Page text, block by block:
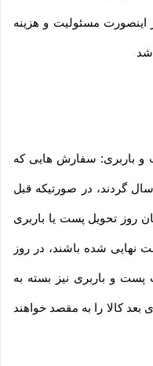
اینصورت مسئولیت و هزینه
باربری: سفارش هایی که
گردند، در صورتیکه قبل
همان روز تحویل پست یا باربری
نهایی شده باشند، در روز
و باربری نیز بسته به
تا ۴۸ ساعت کاری بعد کالا را به مقصد خواهند